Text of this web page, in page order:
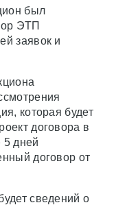
был
ЭТП
заявок и
которая будет
договора в
5 дней
договор от
сведений о